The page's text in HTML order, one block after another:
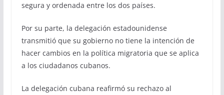
segura y ordenada entre los dos países.
Por su parte, la delegación estadounidense
transmitió que su gobierno no tiene la intención de
hacer cambios en la política migratoria que se aplica
a los ciudadanos cubanos.
La delegación cubana reafirmó su rechazo al